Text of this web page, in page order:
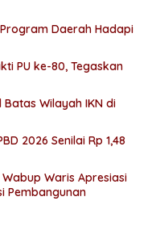
Daerah Hadapi
PU ke-80, Tegaskan
Batas Wilayah IKN di
2026 Senilai Rp 1,48
Wabup Waris Apresiasi
Pembangunan